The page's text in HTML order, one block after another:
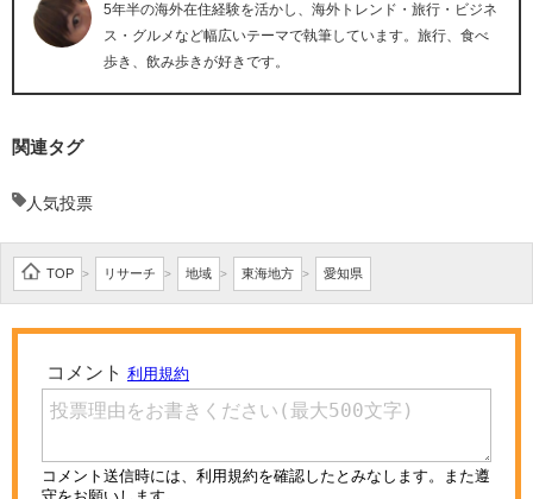
5年半の海外在住経験を活かし、海外トレンド・旅行・ビジネ
ス・グルメなど幅広いテーマで執筆しています。旅行、食べ
歩き、飲み歩きが好きです。
関連タグ
人気投票
TOP > リサーチ > 地域 > 東海地方 > 愛知県